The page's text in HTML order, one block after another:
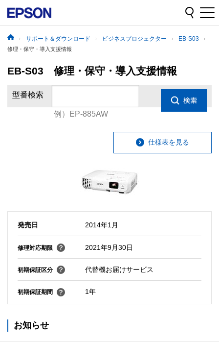
サポート＆ダウンロード ビジネスプロジェクター EB-S03
修理・保守・導入支援情報
EB-S03 修理・保守・導入支援情報
型番検索
例）EP-885AW
仕様表を見る
発売日 2014年1月
修理対応期限 2021年9月30日
初期保証区分 代替機お届けサービス
初期保証期間 1年
お知らせ